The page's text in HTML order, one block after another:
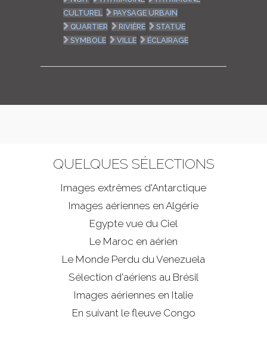
CULTUREL
PAYSAGE URBAIN
QUARTIER
RIVIÈRE
STATUE
SYMBOLE
VILLE ÉCLAIRAGE
QUELQUES SÉLECTIONS
Images extrêmes d'Antarctique
Images aériennes en Algérie
Egypte vue du Ciel
Le Maroc en aérien
Le Monde Perdu du Venezuela
Sélection d'aériens au Brésil
Images aériennes en Italie
En suivant le fleuve Congo